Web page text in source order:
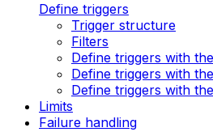
Define triggers
Trigger structure
Filters
Define triggers with
Define triggers with
Define triggers with
Limits
Failure handling